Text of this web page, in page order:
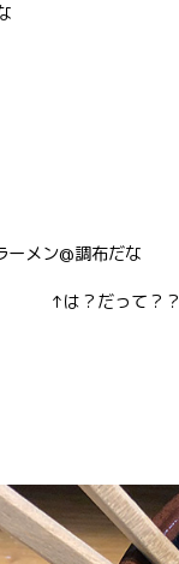
ーメン@調布だな
？